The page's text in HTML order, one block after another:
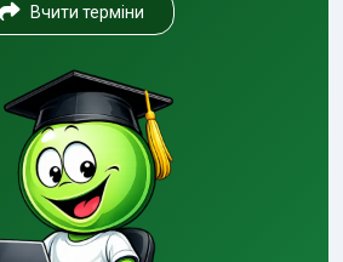
Вчити терміни